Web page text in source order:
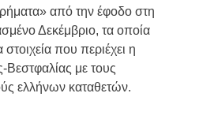
από την έφοδο στη
Δεκέμβριο, τα οποία
που περιέχει η
Βεστφαλίας με τους
ελλήνων καταθετών.